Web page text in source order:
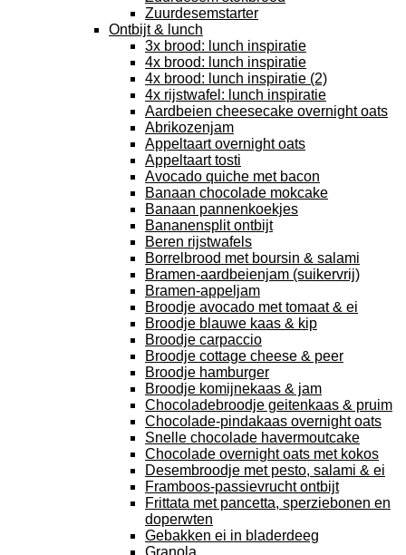
Zuurdesemstarter
Ontbijt & lunch
3x brood: lunch inspiratie
4x brood: lunch inspiratie
4x brood: lunch inspiratie (2)
4x rijstwafel: lunch inspiratie
Aardbeien cheesecake overnight oats
Abrikozenjam
Appeltaart overnight oats
Appeltaart tosti
Avocado quiche met bacon
Banaan chocolade mokcake
Banaan pannenkoekjes
Bananensplit ontbijt
Beren rijstwafels
Borrelbrood met boursin & salami
Bramen-aardbeienjam (suikervrij)
Bramen-appeljam
Broodje avocado met tomaat & ei
Broodje blauwe kaas & kip
Broodje carpaccio
Broodje cottage cheese & peer
Broodje hamburger
Broodje komijnekaas & jam
Chocoladebroodje geitenkaas & pruim
Chocolade-pindakaas overnight oats
Snelle chocolade havermoutcake
Chocolade overnight oats met kokos
Desembroodje met pesto, salami & ei
Framboos-passievrucht ontbijt
Frittata met pancetta, sperziebonen en
doperwten
Gebakken ei in bladerdeeg
Granola